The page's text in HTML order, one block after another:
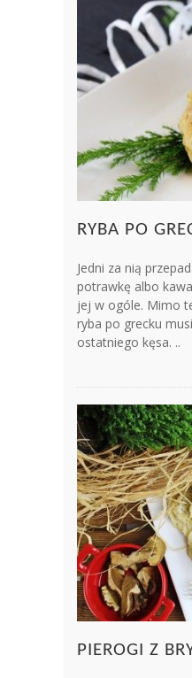
RYBA PO
Jedni za nią
potrawkę albo
jej w ogóle. Mimo
ryba po grecku
ostatniego kęsa. ..
PIEROGI Z